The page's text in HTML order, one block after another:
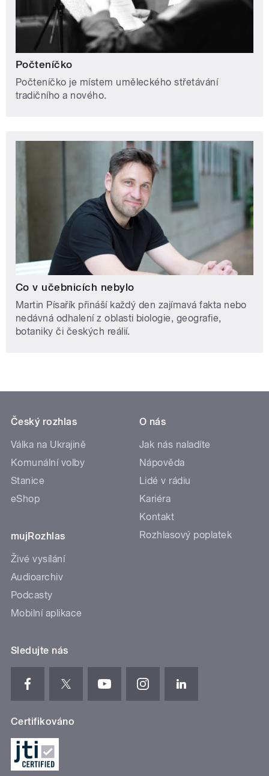
Počteníčko
Počteníčko je místem uměleckého střetávání
tradičního a nového.
Co v učebnicích nebylo
Martin Písařík přináší každý den zajímavá fakta nebo
nedávná odhalení z oblasti biologie, geografie,
botaniky či českých reálií.
Český rozhlas
Válka na Ukrajině
Komunální volby
Stanice
eShop
mujRozhlas
Živé vysílání
Audioarchiv
Podcasty
Mobilní aplikace
O nás
Jak nás naladíte
Nápověda
Lidé v rádiu
Kariéra
Kontakt
Rozhlasový poplatek
Sledujte nás
Certifikováno